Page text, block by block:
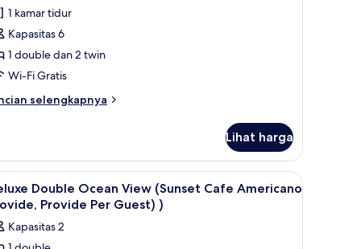
1 kamar tidur
Kapasitas 6
1 double dan 2 twin
Wi-Fi Gratis
selengkapnya
Lihat harga
dan meja kerja Seprai premium, selimut bulu angsa,
1
Double Ocean View (Sunset Cafe Americano
Provide Per Guest) )
Kapasitas 2